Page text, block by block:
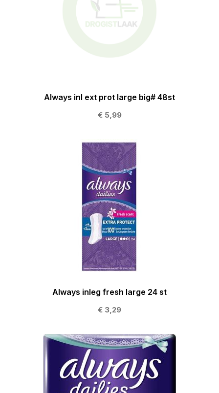
Always inl ext prot large big# 48st
€ 5,99
Always inleg fresh large 24 st
€ 3,29